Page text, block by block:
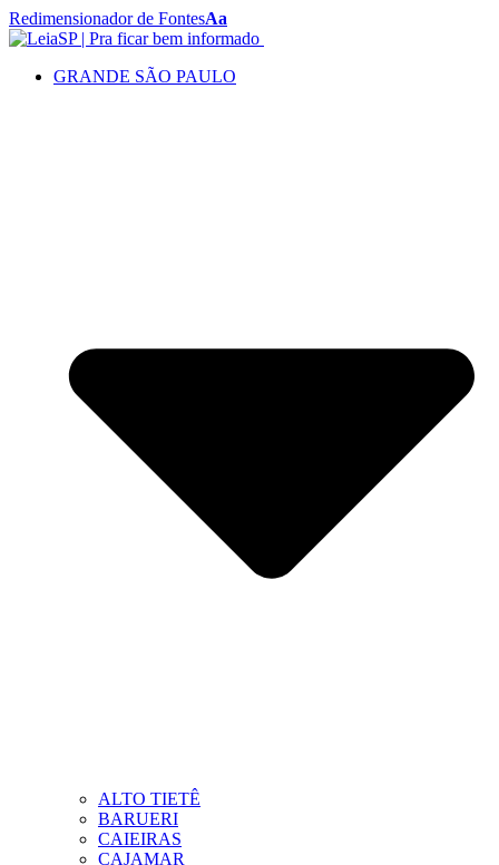
Redimensionador de FontesAa
GRANDE SÃO PAULO
ALTO TIETÊ
BARUERI
CAIEIRAS
CAJAMAR